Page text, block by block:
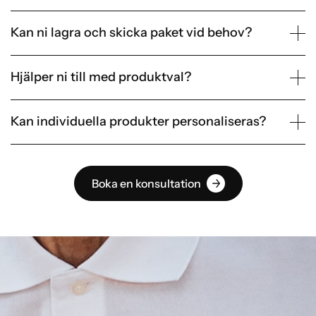
Kan ni lagra och skicka paket vid behov?
Hjälper ni till med produktval?
Kan individuella produkter personaliseras?
Boka en konsultation